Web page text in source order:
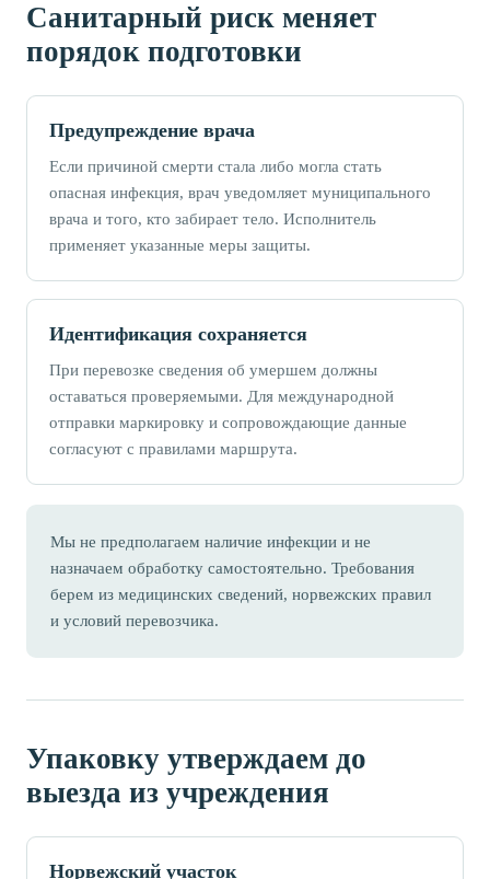
Санитарный риск меняет
порядок подготовки
Предупреждение врача
Если причиной смерти стала либо могла стать
опасная инфекция, врач уведомляет муниципального
врача и того, кто забирает тело. Исполнитель
применяет указанные меры защиты.
Идентификация сохраняется
При перевозке сведения об умершем должны
оставаться проверяемыми. Для международной
отправки маркировку и сопровождающие данные
согласуют с правилами маршрута.
Мы не предполагаем наличие инфекции и не
назначаем обработку самостоятельно. Требования
берем из медицинских сведений, норвежских правил
и условий перевозчика.
Упаковку утверждаем до
выезда из учреждения
Норвежский участок